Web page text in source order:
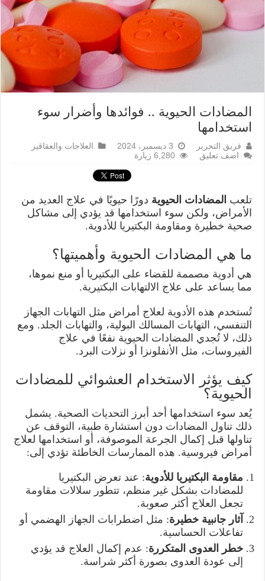
المضادات الحيوية .. فوائدها وأضرار سوء
استخدامها
فريق التحرير 3 ديسمبر، 2024
العلاجات والعقاقير
اضف تعليق
6,280 زيارة
تلعب المضادات الحيوية دورًا حيويًا في علاج العديد من
الأمراض، ولكن سوء استخدامها قد يؤدي إلى مشاكل
صحية خطيرة ومقاومة البكتيريا للأدوية.
ما هي المضادات الحيوية وأهميتها؟
هي أدوية مصممة للقضاء على البكتيريا أو منع نموها،
مما يساعد على علاج الالتهابات البكتيرية.
تُستخدم هذه الأدوية لعلاج أمراض مثل التهابات الجهاز
التنفسي، التهابات المسالك البولية، والتهابات الجلد. ومع
ذلك، لا تُجدي المضادات الحيوية نفعًا في علاج
الفيروسات، مثل الأنفلونزا أو نزلات البرد.
كيف يؤثر الاستخدام العشوائي للمضادات
الحيوية؟
يُعد سوء استخدامها أحد أبرز التحديات الصحية. يشمل
ذلك تناول المضادات دون استشارة طبية، التوقف عن
تناولها قبل إكمال الجرعة الموصوفة، أو استخدامها لعلاج
أمراض فيروسية. هذه الممارسات الخاطئة تؤدي إلى:
مقاومة البكتيريا للأدوية: عند تعرض البكتيريا
للمضادات بشكل غير منظم، تتطور سلالات مقاومة
تجعل العلاج أكثر صعوبة.
آثار جانبية خطيرة: مثل اضطرابات الجهاز الهضمي أو
تفاعلات الحساسية.
خطر العدوى المتكررة: عدم إكمال العلاج قد يؤدي
إلى عودة العدوى بصورة أكثر شراسة.